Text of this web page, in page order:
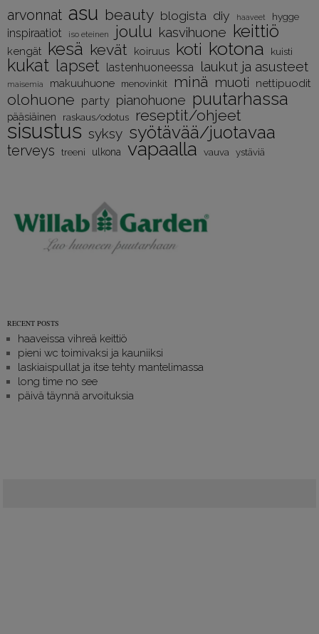
arvonnat asu beauty blogista diy haaveet hygge
inspiraatiot iso eteinen joulu kasvihuone keittiö
kengät kesä kevät koiruus koti kotona kuisti
kukat lapset lastenhuoneessa laukut ja asusteet
maisemia makuuhuone menovinkit minä muoti nettipuodit
olohuone party pianohuone puutarhassa
pääsiäinen raskaus/odotus reseptit/ohjeet
sisustus syksy syötävää/juotavaa
terveys treeni ulkona vapaalla vauva ystäviä
RECENT POSTS
haaveissa vihreä keittiö
pieni wc toimivaksi ja kauniiksi
laskiaispullat ja itse tehty mantelimassa
long time no see
päivä täynnä arvoituksia